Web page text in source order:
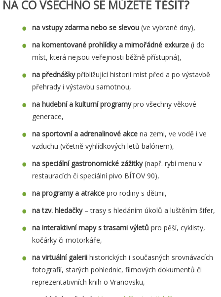
NA CO VŠECHNO SE MŮŽETE TĚŠIT?
na vstupy zdarma nebo se slevou (ve vybrané dny),
na komentované prohlídky a mimořádné exkurze (i do
míst, která nejsou veřejnosti běžně přístupná),
na přednáškypřibližující historii míst před a po výstavbě
přehrady i výstavbu samotnou,
na hudební a kulturní programypro všechny věkové
generace,
na sportovní a adrenalinové akce na zemi, ve vodě i ve
vzduchu (včetně vyhlídkových letů balónem),
na speciální gastronomické zážitky(např. rybí menu v
restauracích či speciální pivo BÍTOV 90),
na programy a atrakce pro rodiny s dětmi,
na tzv. hledačky– trasy s hledáním úkolů a luštěním šifer,
na interaktivní mapy s trasami výletů pro pěší, cyklisty,
kočárky či motorkáře,
na virtuální galerii historických i současných srovnávacích
fotografií, starých pohlednic, filmových dokumentů či
reprezentativních knih o Vranovsku,